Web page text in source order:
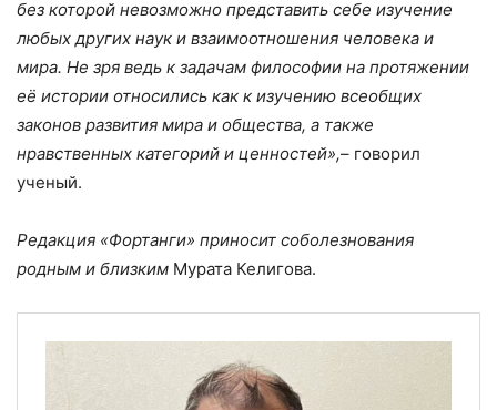
без которой невозможно представить себе изучение
любых других наук и взаимоотношения человека и
мира. Не зря ведь к задачам философии на протяжении
её истории относились как к изучению всеобщих
законов развития мира и общества, а также
нравственных категорий и ценностей»,– говорил
ученый.
Редакция «Фортанги» приносит соболезнования
родным и близким Мурата Келигова.